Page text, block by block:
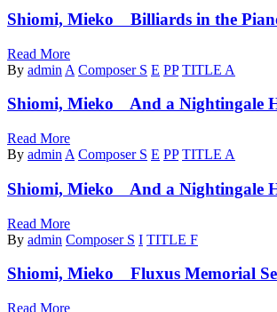
Shiomi, Mieko Billiards in the
Read More
By admin A Composer S E PP TITLE A
Shiomi, Mieko And a Nightingale
Read More
By admin A Composer S E PP TITLE A
Shiomi, Mieko And a Nightingale
Read More
By admin Composer S I TITLE F
Shiomi, Mieko Fluxus Memorial
Read More